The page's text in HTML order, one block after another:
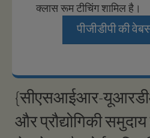
क्लास रूम टीचिंग शामिल है।
पीजीडीपी की
{सीएसआईआर-
और प्रौद्योगिकी